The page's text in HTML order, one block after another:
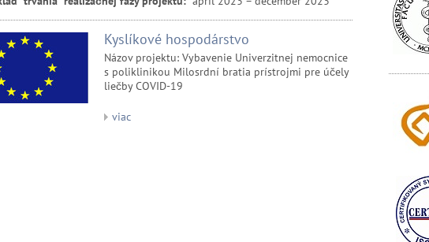
Kyslíkové hospodárstvo
Názov projektu: Vybavenie Univerzitnej nemocnice
s poliklinikou Milosrdní bratia prístrojmi pre účely
liečby COVID-19
viac